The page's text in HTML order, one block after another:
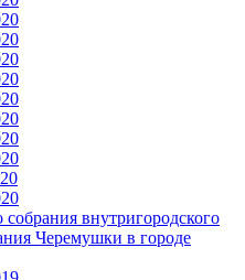
внутригородского
Черемушки в городе